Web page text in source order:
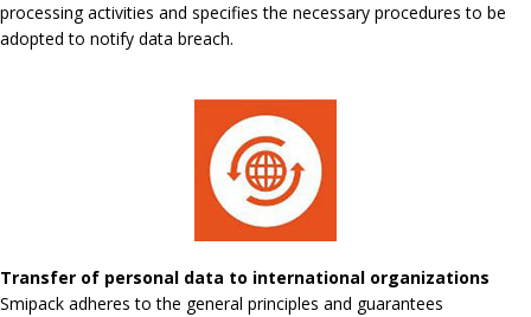
processing activities and specifies the necessary procedures to be
adopted to notify data breach.
Transfer of personal data to international organizations
Smipack adheres to the general principles and guarantees